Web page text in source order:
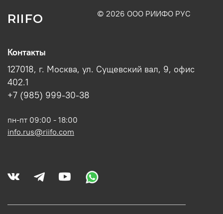
RIIFO © 2026 ООО РИИФО РУС
Контакты
127018, г. Москва, ул. Сущевский вал, 9, офис
402.1
+7 (985) 999-30-38
пн-пт 09:00 - 18:00
info.rus@riifo.com